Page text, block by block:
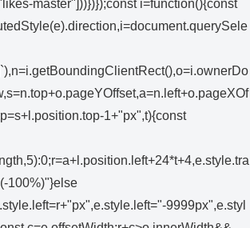
master"]))})});const i=function(){const
1+"px",t){const
100%)"}else
9999px",e.styl